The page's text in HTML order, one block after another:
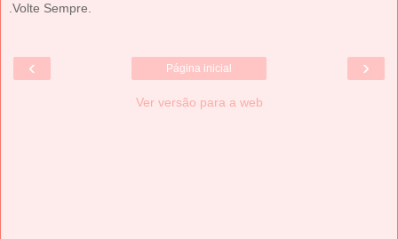
.Volte Sempre.
‹ ›
Página inicial
Ver versão para a web